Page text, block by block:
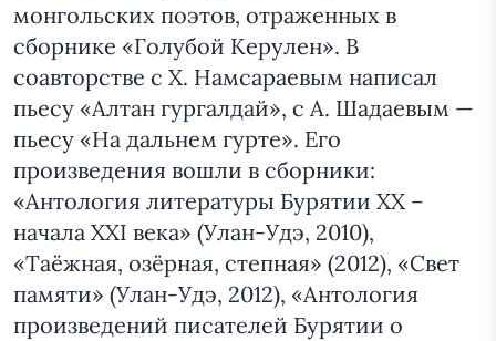
монгольских поэтов, отраженных в
сборнике «Голубой Керулен». В
соавторстве с Х. Намсараевым написал
пьесу «Алтан гургалдай», с А. Шадаевым —
пьесу «На дальнем гурте». Его
произведения вошли в сборники:
«Антология литературы Бурятии ХХ –
начала ХХI века» (Улан-Удэ, 2010),
«Таёжная, озёрная, степная» (2012), «Свет
памяти» (Улан-Удэ, 2012), «Антология
произведений писателей Бурятии о